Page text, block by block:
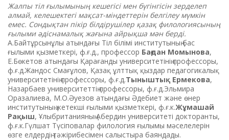
Жалпы тіл ғылымының кешегісі мен бүгінгісін зерделеп
алмай, келешектегі мақсат-міндеттерін белгілеу мүмкін
емес. Сондықтан пікір білдірушілер қазақ филологиясының
ғылыми әдіснамалық жағына айрықша мән берді.
А.Байтұрсынұлы атындағы Тіл білімі институтының бас
ғылыми қызметкері, ф.ғ.д., профессор Бағдан Момынова,
Е.Бөкетов атындағы Қарағанды университетінің профессоры,
ф.ғ.д.Жандос Смағұлов, Қазақ ұлттық қыздар педагогикалық
университетінің профессоры, ф.ғ.д.Тыныштық Ермекова,
Назарбаев университеттің профессоры, ф.ғ.д.Эльмира
Оразалиева, М.О.Әуезов атындағы Әдебиет және өнер
институтының жетекші ғылыми қызметкері, ф.ғ.к.Жұмашай
Рақыш, ҰлыбританияныңАбердин университеті докторанты,
ф.ғ.к.Гүлшат Түсіповалар филология ғылымы мәселелерін
өзге елдердің тәжірибесімен салыстыра баяндады.